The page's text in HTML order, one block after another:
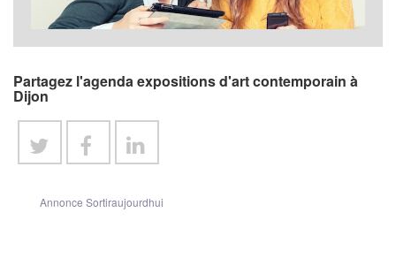
Partagez l'agenda expositions d'art contemporain à
Dijon
Annonce Sortiraujourdhui